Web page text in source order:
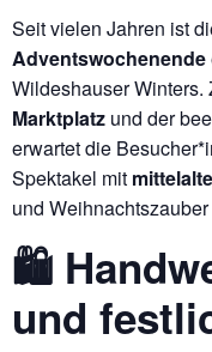
Seit vielen Jahren ist
Adventswochenende
Wildeshauser Winters.
Marktplatz und der
erwartet die
Spektakel mit
und
🛍
und